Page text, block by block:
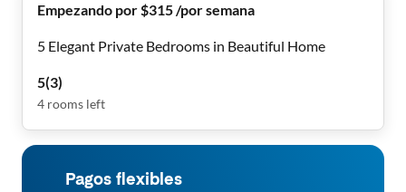
Empezando por $315 /por semana
5 Elegant Private Bedrooms in Beautiful Home
5(3)
4 rooms left
Pagos flexibles